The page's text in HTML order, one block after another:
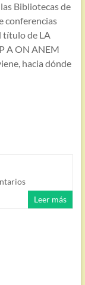
Bibliotecas de
conferencias
título de LA
A ON ANEM
hacia dónde
Leer más